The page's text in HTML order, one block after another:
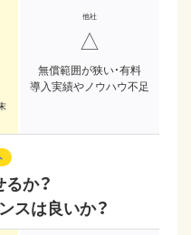
△
無償範囲が狭い・有料
導入実績やノウハウ不足
か？
スは良いか？